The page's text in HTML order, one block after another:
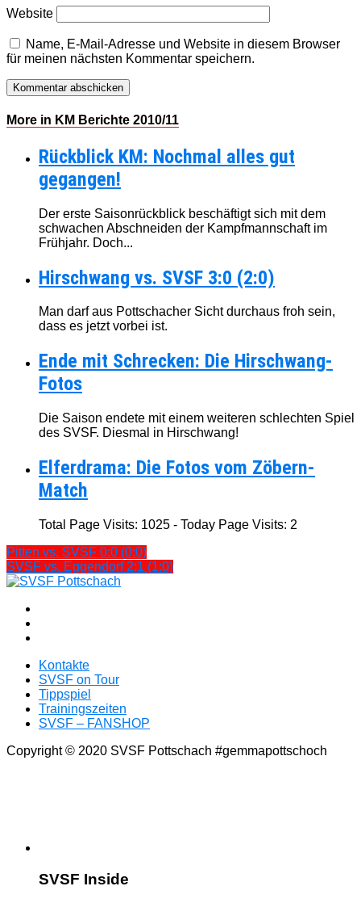
Website
Name, E-Mail-Adresse und Website in diesem Browser
für meinen nächsten Kommentar speichern.
More in KM Berichte 2010/11
Rückblick KM: Nochmal alles gut
gegangen!
Der erste Saisonrückblick beschäftigt sich mit dem
schwachen Abschneiden der Kampfmannschaft im
Frühjahr. Doch...
Hirschwang vs. SVSF 3:0 (2:0)
Man darf aus Pottschacher Sicht durchaus froh sein,
dass es jetzt vorbei ist.
Ende mit Schrecken: Die Hirschwang-
Fotos
Die Saison endete mit einem weiteren schlechten Spiel
des SVSF. Diesmal in Hirschwang!
Elferdrama: Die Fotos vom Zöbern-
Match
Total Page Visits: 1025 - Today Page Visits: 2
Pitten vs. SVSF 0:0 (0:0)
SVSF vs. Eggendorf 2:1 (1:0)
Kontakte
SVSF on Tour
Tippspiel
Trainingszeiten
SVSF – FANSHOP
Copyright © 2020 SVSF Pottschach #gemmapottschoch
SVSF Inside